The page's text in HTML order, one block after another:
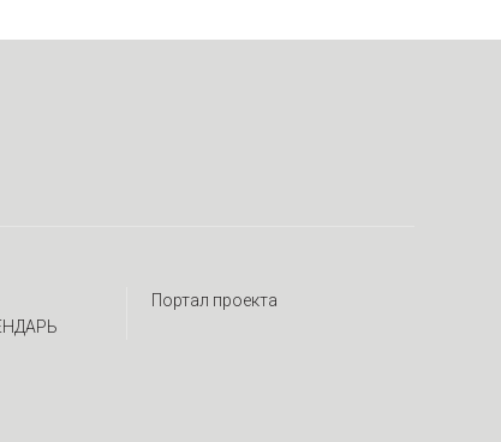
Портал проекта